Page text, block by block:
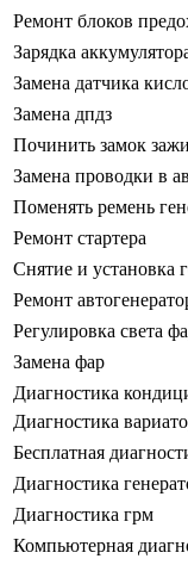
Ремонт блоков
Зарядка
Замена датчика
Замена дпдз
Починить замок
Замена проводки в
Поменять ремень
Ремонт стартера
Снятие и установка
Ремонт
Регулировка света
Замена фар
Диагностика
Диагностика
Бесплатная
Диагностика
Диагностика грм
Компьютерная